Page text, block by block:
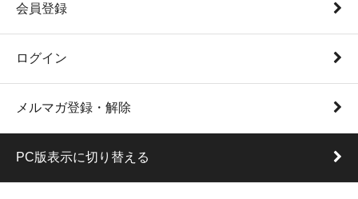
会員登録
ログイン
メルマガ登録・解除
PC版表示に切り替える